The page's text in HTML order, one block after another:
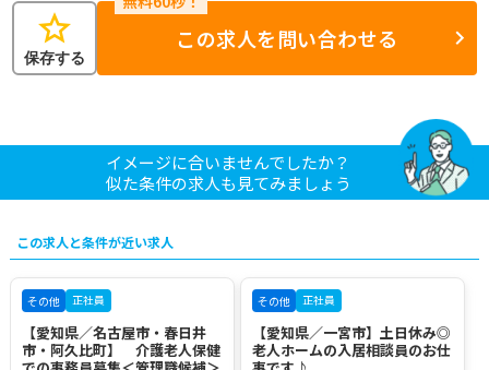
star
保存する
この求人を問い合わせる
イメージに合いませんでしたか？
似た条件の求人も見てみましょう
この求人と条件が近い求人
その他 正社員
【愛知県／名古屋市・春日井
市・阿久比町】 介護老人保健
その他 正社員
【愛知県／一宮市】土日休み◎
老人ホームの入居相談員のお仕